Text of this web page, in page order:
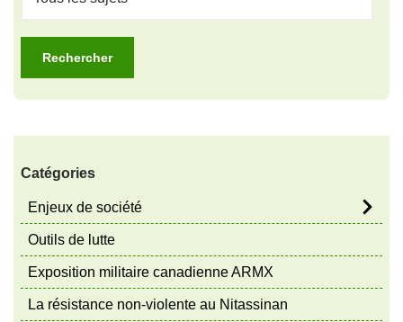
Catégories
Enjeux de société
Outils de lutte
Exposition militaire canadienne ARMX
La résistance non-violente au Nitassinan